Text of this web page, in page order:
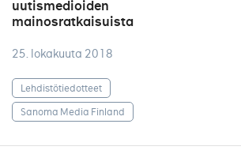
uutismedioiden
mainosratkaisuista
25. lokakuuta 2018
Lehdistötiedotteet
Sanoma Media Finland